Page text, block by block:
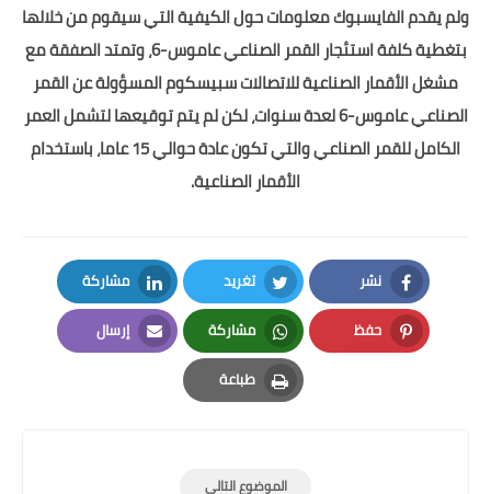
يقدم الفايسبوك معلومات حول الكيفية التي سيقوم من خلالها
بتغطية كلفة استئجار القمر الصناعي عاموس-6، وتمتد الصفقة مع
الأقمار الصناعية للاتصالات سبيسكوم المسؤولة عن القمر
الصناعي عاموس-6 لعدة سنوات، لكن لم يتم توقيعها لتشمل العمر
الكامل للقمر الصناعي والتي تكون عادة حوالي 15 عاما، باستخدام
الأقمار الصناعية.
نشر
Facebook
تغريد
Twitter
مشاركة
LinkedIn
حفظ
Pinterest
مشاركة
Whatsapp
إرسال
Email
طباعة
Print
الموضوع التالي